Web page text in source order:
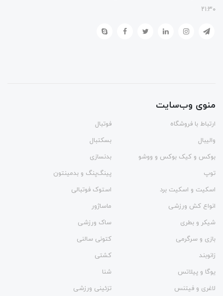
۲۱:۳۰
منوی وب‌سایت
ارتباط با فروشگاه
فوتبال
والیبال
بسکتبال
بوکس و کیک بوکس و ووشو
بدنسازی
توپ
پینگ‌پنگ و بدمينتون
اسکیت و اسکیت برد
استوک فوتبالی
انواع کش ورزشی
ماساژور
شیکر و بطری
ساک ورزشی
بازی و سرگرمی
کتونی سالنی
زانوبند
کشتی
یوگا و پیلاتس
شنا
لاغری و فیتنس
تزئینی ورزشی